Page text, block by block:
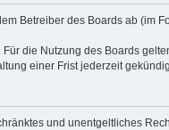
Betreiber des Boards ab (im
die Nutzung des Boards
einer Frist jederzeit
und unentgeltliches